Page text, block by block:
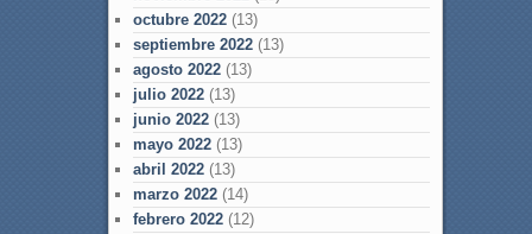
octubre 2022(13)
septiembre 2022(13)
agosto 2022(13)
julio 2022(13)
junio 2022(13)
mayo 2022(13)
abril 2022(13)
marzo 2022(14)
febrero 2022(12)